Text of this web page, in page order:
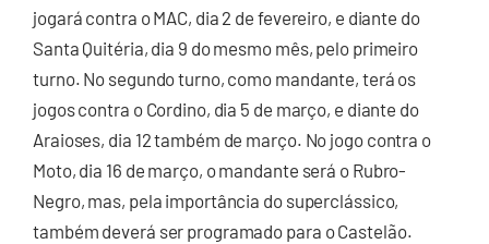
jogará contra o MAC, dia 2 de fevereiro, e diante do
Santa Quitéria, dia 9 do mesmo mês, pelo primeiro
turno. No segundo turno, como mandante, terá os
jogos contra o Cordino, dia 5 de março, e diante do
Araioses, dia 12 também de março. No jogo contra o
Moto, dia 16 de março, o mandante será o Rubro-
Negro, mas, pela importância do superclássico,
também deverá ser programado para o Castelão.